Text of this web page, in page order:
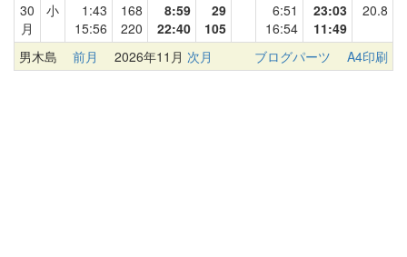
30
月
小
1:43
15:56
168
220
8:59
22:40
29
105
6:51
16:54
23:03
11:49
20.8
男木島 前月 2026年11月 次月 ブログパーツ A4印刷